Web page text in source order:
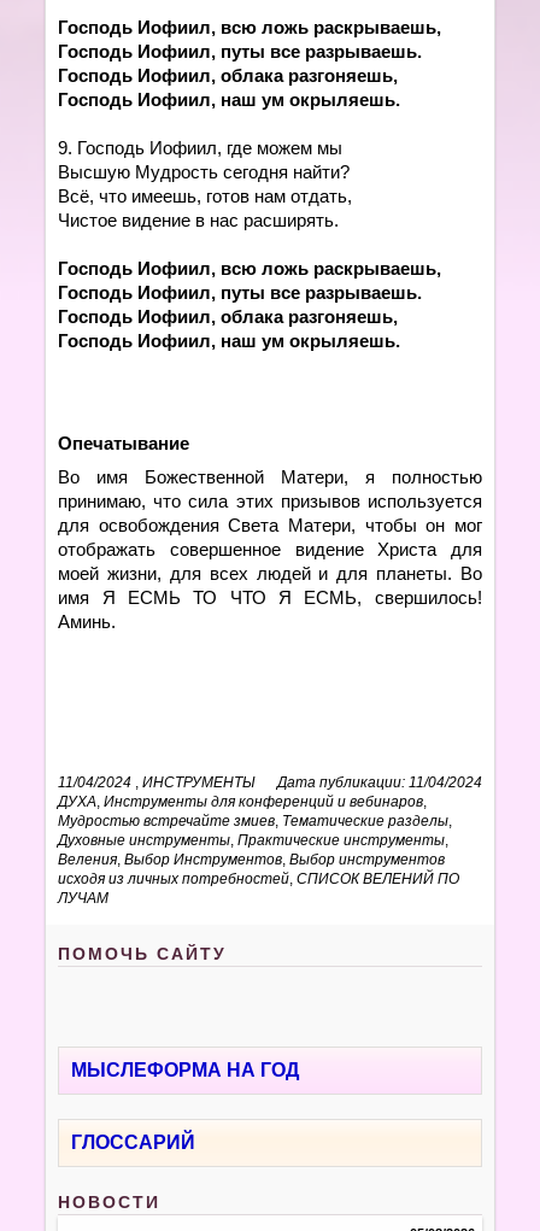
Господь Иофиил, всю ложь раскрываешь,
Господь Иофиил, путы все разрываешь.
Господь Иофиил, облака разгоняешь,
Господь Иофиил, наш ум окрыляешь.
9. Господь Иофиил, где можем мы
Высшую Мудрость сегодня найти?
Всё, что имеешь, готов нам отдать,
Чистое видение в нас расширять.
Господь Иофиил, всю ложь раскрываешь,
Господь Иофиил, путы все разрываешь.
Господь Иофиил, облака разгоняешь,
Господь Иофиил, наш ум окрыляешь.
Опечатывание
Во имя Божественной Матери, я полностью
принимаю, что сила этих призывов используется
для освобождения Света Матери, чтобы он мог
отображать совершенное видение Христа для
моей жизни, для всех людей и для планеты. Во
имя Я ЕСМЬ ТО ЧТО Я ЕСМЬ, свершилось!
Аминь.
11/04/2024 Дата публикации: 11/04/2024
,ИНСТРУМЕНТЫ
ДУХА ,Инструменты для конференций и вебинаров
Мудростью встречайте змиев Тематические разделы
Духовные инструменты ,Практические инструменты
Веления ,Выбор Инструментов ,Выбор инструментов
исходя из личных потребностей ,СПИСОК ВЕЛЕНИЙ ПО
ЛУЧАМ
ПОМОЧЬ САЙТУ
МЫСЛЕФОРМА НА ГОД
ГЛОССАРИЙ
НОВОСТИ